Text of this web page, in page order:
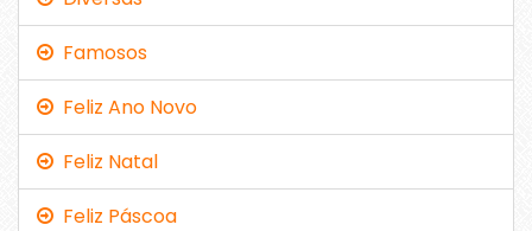
Famosos
Feliz Ano Novo
Feliz Natal
Feliz Páscoa